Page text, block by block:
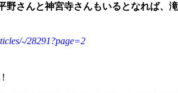
野さんと神宮寺さんもいるとなれば
28291?page=2